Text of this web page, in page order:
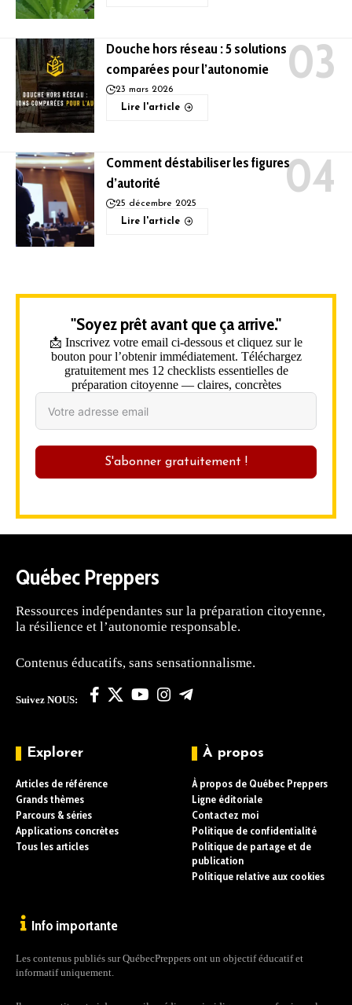
Douche hors réseau : 5 solutions
comparées pour l’autonomie
23 mars 2026
Lire l'article
Comment déstabiliser les figures
d’autorité
25 décembre 2025
Lire l'article
"Soyez prêt avant que ça arrive."
📩 Inscrivez votre email ci-dessous et cliquez sur le
bouton pour l’obtenir immédiatement. Téléchargez
gratuitement mes 12 checklists essentielles de
préparation citoyenne — claires, concrètes
S'abonner gratuitement !
Québec Preppers
Ressources indépendantes sur la préparation citoyenne,
la résilience et l’autonomie responsable.
Contenus éducatifs, sans sensationnalisme.
Suivez NOUS:
Explorer
Articles de référence
Grands thèmes
Parcours & séries
Applications concrètes
Tous les articles
À propos
À propos de Québec Preppers
Ligne éditoriale
Contactez moi
Politique de confidentialité
Politique de partage et de
publication
Politique relative aux cookies
Info importante
Les contenus publiés sur QuébecPreppers ont un objectif éducatif et
informatif uniquement.